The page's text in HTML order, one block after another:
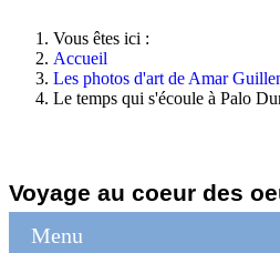
Vous êtes ici :
Accueil
Les photos d'art de Amar
Le temps qui s'écoule à Palo
Voyage au coeur des
Menu